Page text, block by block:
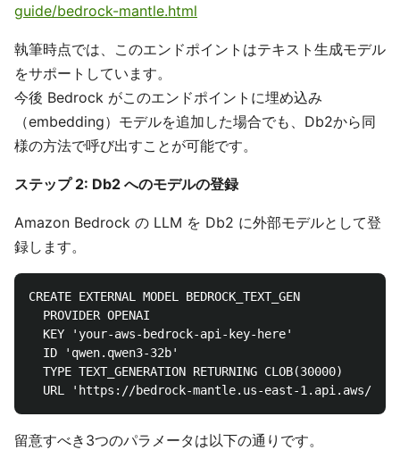
guide/bedrock-mantle.html
執筆時点では、このエンドポイントはテキスト生成モデル
をサポートしています。
今後 Bedrock がこのエンドポイントに埋め込み
（embedding）モデルを追加した場合でも、Db2から同
様の方法で呼び出すことが可能です。
ステップ 2: Db2 へのモデルの登録
Amazon Bedrock の LLM を Db2 に外部モデルとして登
録します。
CREATE EXTERNAL MODEL BEDROCK_TEXT_GEN
  PROVIDER OPENAI
  KEY 'your-aws-bedrock-api-key-here'
  ID 'qwen.qwen3-32b'
  TYPE TEXT_GENERATION RETURNING CLOB(30000)
留意すべき3つのパラメータは以下の通りです。